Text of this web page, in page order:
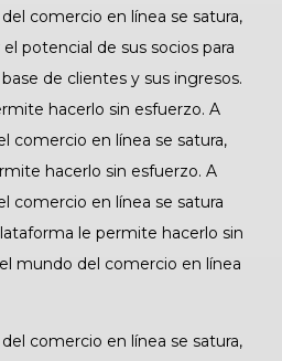
comercio en línea se satura,
potencial de sus socios para
de clientes y sus ingresos.
hacerlo sin esfuerzo. A
comercio en línea se satura,
hacerlo sin esfuerzo. A
comercio en línea se satura
le permite hacerlo sin
mundo del comercio en línea
comercio en línea se satura,